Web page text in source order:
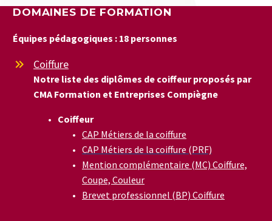
DOMAINES DE FORMATION
Équipes pédagogiques : 18 personnes

 Coiffure
Notre liste des diplômes de coiffeur proposés par
CMA Formation et Entreprises Compiègne
Coiffeur
CAP Métiers de la coiffure
CAP Métiers de la coiffure (PRF)
Mention complémentaire (MC) Coiffure,
Coupe, Couleur
Brevet professionnel (BP) Coiffure